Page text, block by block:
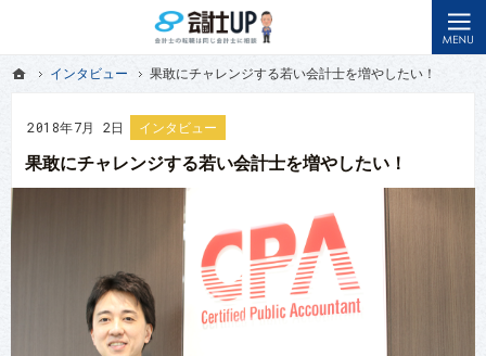
果敢にチャレンジする若い会計士を増やしたい！
2018年7月 2日 インタビュー
果敢にチャレンジする若い会計士を増やしたい！
メンターに出会えるサイト。会計士の転職・キャリアアップを応援します。
先輩会計士から転職のアドバイスを聞けるメディアなら会計士アップ
ホーム
インタビュー 果敢にチャレンジする若い会計士を増やしたい！